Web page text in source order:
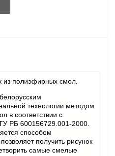
из полиэфирных смол.
технологии методом
в соответствии с
РБ 600156729.001-2000.
способом
получить рисунок
самые смелые